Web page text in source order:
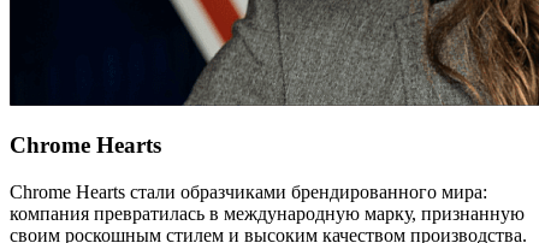
Chrome Hearts
Chrome Hearts стали образчиками брендированного мира:
компания превратилась в международную марку, признанную
своим роскошным стилем и высоким качеством производства.